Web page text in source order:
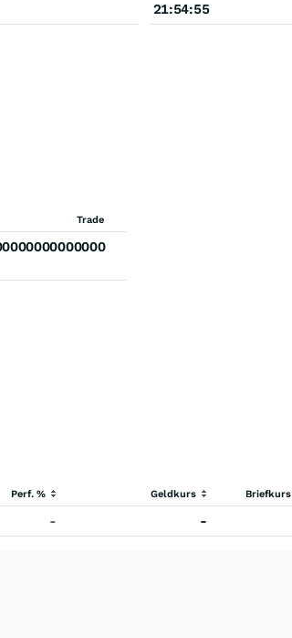
21:54:55
Trade
Perf. % Geldkurs Briefkurs
- -